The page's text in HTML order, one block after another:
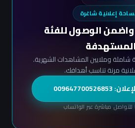
إعلانية شاغرة
الوصول للفئة
المستهدفة
وملايين المشاهدات الشهرية.
مرنة تناسب أهدافك.
مباشرة عبر الواتساب